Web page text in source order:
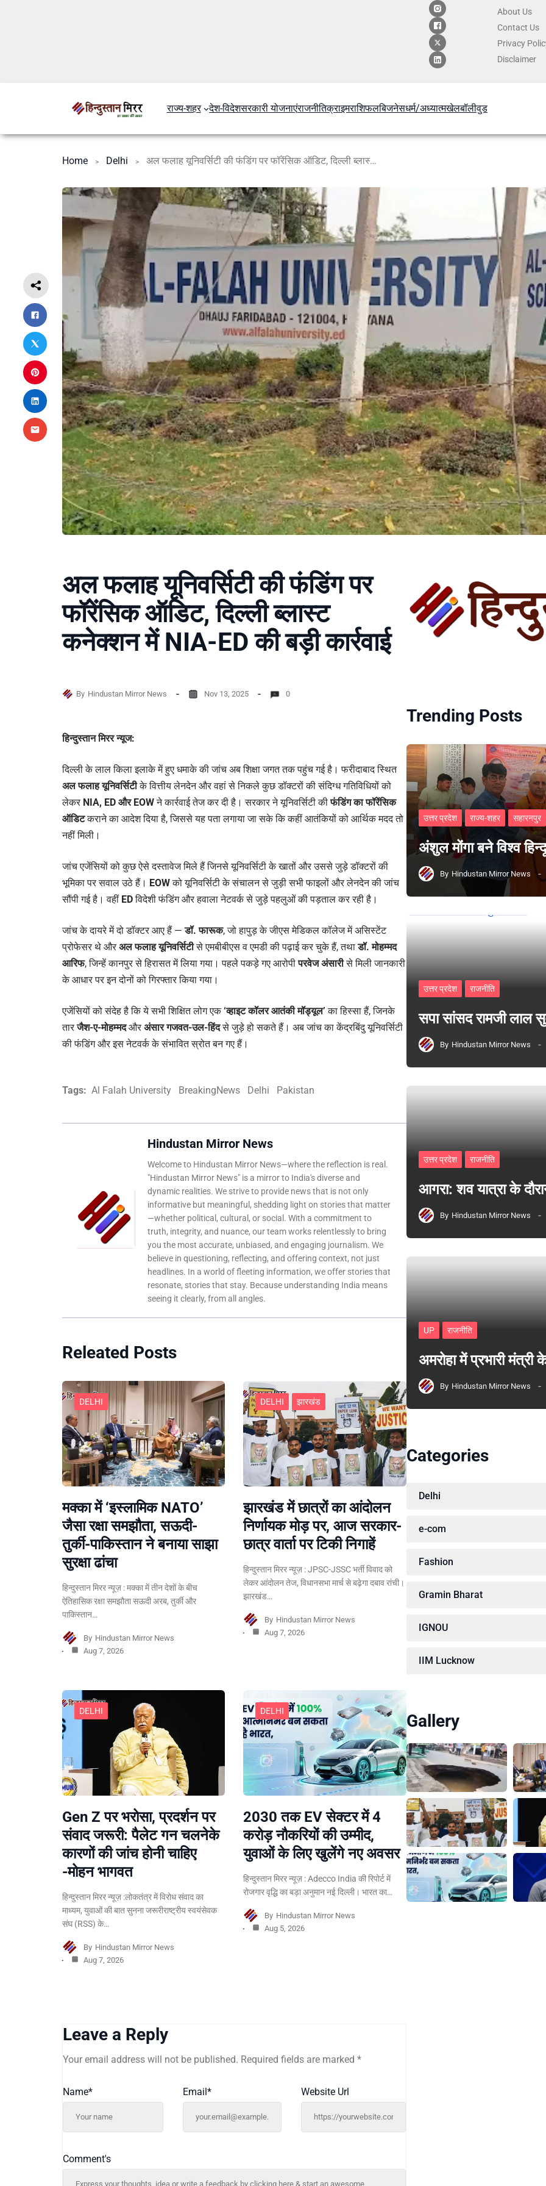
About Us
Contact Us
Privacy
Disclaimer
राज्य-शहर देश-विदेशसरकारी योजनाएंराजनीतिक्राइमराशिफलबिजनेसधर्म/अध्यात्मखेलबॉलीवुड
Home Delhi अल फलाह यूनिवर्सिटी की फंडिंग पर फॉरेंसिक ऑडिट, दिल्ली ब्लास्ट कनेक्शन में NIA-ED की बड़ी कार्रवाई
अल फलाह यूनिवर्सिटी की फंडिंग पर
फॉरेंसिक ऑडिट, दिल्ली ब्लास्ट
कनेक्शन में NIA-ED की बड़ी कार्रवाई
By Hindustan Mirror News Nov 13, 2025 0
हिन्दुस्तान मिरर न्यूज:
दिल्ली के लाल किला इलाके में हुए धमाके की जांच अब शिक्षा जगत तक पहुंच गई है। फरीदाबाद स्थित
अल फलाह यूनिवर्सिटीके वित्तीय लेनदेन और वहां से निकले कुछ डॉक्टरों की संदिग्ध गतिविधियों को
लेकर NIA, ED और EOWने कार्रवाई तेज कर दी है। सरकार ने यूनिवर्सिटी कीफंडिंग का फॉरेंसिक
ऑडिटकराने का आदेश दिया है, जिससे यह पता लगाया जा सके कि कहीं आतंकियों को आर्थिक मदद तो
नहीं मिली।
जांच एजेंसियों को कुछ ऐसे दस्तावेज मिले हैं जिनसे यूनिवर्सिटी के खातों और उससे जुड़े डॉक्टरों की
भूमिका पर सवाल उठे हैं। EOWको यूनिवर्सिटी के संचालन से जुड़ी सभी फाइलों और लेनदेन की जांच
सौंपी गई है। वहीं EDविदेशी फंडिंग और हवाला नेटवर्क से जुड़े पहलुओं की पड़ताल कर रही है।
जांच के दायरे में दो डॉक्टर आए हैं —डॉ. फारूक, जो हापुड़ के जीएस मेडिकल कॉलेज में असिस्टेंट
प्रोफेसर थे और अल फलाह यूनिवर्सिटीसे एमबीबीएस व एमडी की पढ़ाई कर चुके हैं, तथाडॉ. मोहम्मद
आरिफ, जिन्हें कानपुर से हिरासत में लिया गया। पहले पकड़े गए आरोपीपरवेज अंसारीसे मिली जानकारी
के आधार पर इन दोनों को गिरफ्तार किया गया।
एजेंसियों को संदेह है कि ये सभी शिक्षित लोग एक‘व्हाइट कॉलर आतंकी मॉड्यूल’ का हिस्सा हैं, जिनके
तारजैश-ए-मोहम्मदऔर अंसार गजवत-उल-हिंदसे जुड़े हो सकते हैं। अब जांच का केंद्रबिंदु यूनिवर्सिटी
की फंडिंग और इस नेटवर्क के संभावित स्रोत बन गए हैं।
Tags: Al Falah University BreakingNews Delhi Pakistan
Hindustan Mirror News
Welcome to Hindustan Mirror News—where the reflection is real.
"Hindustan Mirror News" is a mirror to India's diverse and
dynamic realities. We strive to provide news that is not only
informative but meaningful, shedding light on stories that matter
—whether political, cultural, or social. With a commitment to
truth, integrity, and nuance, our team works relentlessly to bring
you the most accurate, unbiased, and engaging journalism. We
believe in questioning, reflecting, and offering context, not just
headlines. In a world of fleeting information, we offer stories that
resonate, stories that stay. Because understanding India means
seeing it clearly, from all angles.
Releated Posts
DELHI
मक्का में ‘इस्लामिक NATO’
जैसा रक्षा समझौता, सऊदी-
तुर्की-पाकिस्तान ने बनाया साझा
सुरक्षा ढांचा
हिन्दुस्तान मिरर न्यूज़ : मक्का में तीन देशों के बीच
ऐतिहासिक रक्षा समझौता सऊदी अरब, तुर्की और
पाकिस्तान…
By Hindustan Mirror News
Aug 7, 2026
DELHI झारखंड
झारखंड में छात्रों का आंदोलन
निर्णायक मोड़ पर, आज सरकार-
छात्र वार्ता पर टिकी निगाहें
हिन्दुस्तान मिरर न्यूज़ : JPSC-JSSC भर्ती विवाद को
लेकर आंदोलन तेज, विधानसभा मार्च से बढ़ेगा दबाव रांची।
झारखंड…
By Hindustan Mirror News
Aug 7, 2026
DELHI
Gen Z पर भरोसा, प्रदर्शन पर
संवाद जरूरी: पैलेट गन चलनेके
कारणों की जांच होनी चाहिए
-मोहन भागवत
हिन्दुस्तान मिरर न्यूज़ :लोकतंत्र में विरोध संवाद का
माध्यम, युवाओं की बात सुनना जरूरीराष्ट्रीय स्वयंसेवक
संघ (RSS) के…
By Hindustan Mirror News
Aug 7, 2026
DELHI
2030 तक EV सेक्टर में 4
करोड़ नौकरियों की उम्मीद,
युवाओं के लिए खुलेंगे नए अवसर
हिन्दुस्तान मिरर न्यूज़ : Adecco India की रिपोर्ट में
रोजगार वृद्धि का बड़ा अनुमान नई दिल्ली। भारत का…
By Hindustan Mirror News
Aug 5, 2026
Leave a Reply
Your email address will not be published. Required fields are marked *
Comment's
Name* Email* Website Url
Trending Posts
उत्तर प्रदेश राज्य-शहर सहारनपुर
अंशुल मोंगा बने विश्व
By Hindustan Mirror News
उत्तर प्रदेश राजनीति
सपा सांसद रामजी लाल
By Hindustan Mirror News
उत्तर प्रदेश राजनीति
आगरा: शव यात्रा के
By Hindustan Mirror News
UP राजनीति
अमरोहा में प्रभारी
By Hindustan Mirror News
Categories
Delhi
e-com
Fashion
Gramin Bharat
IGNOU
IIM Lucknow
Gallery